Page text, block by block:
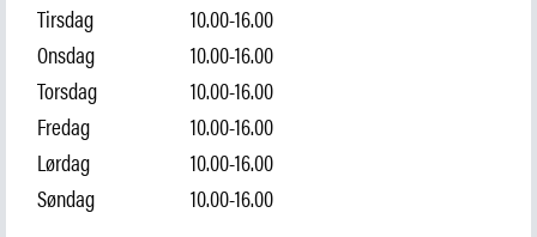
NO|
Tirsdag
10.00-16.00
Onsdag
10.00-16.00
Torsdag
10.00-16.00
Fredag
10.00-16.00
Lørdag
10.00-16.00
Søndag
10.00-16.00